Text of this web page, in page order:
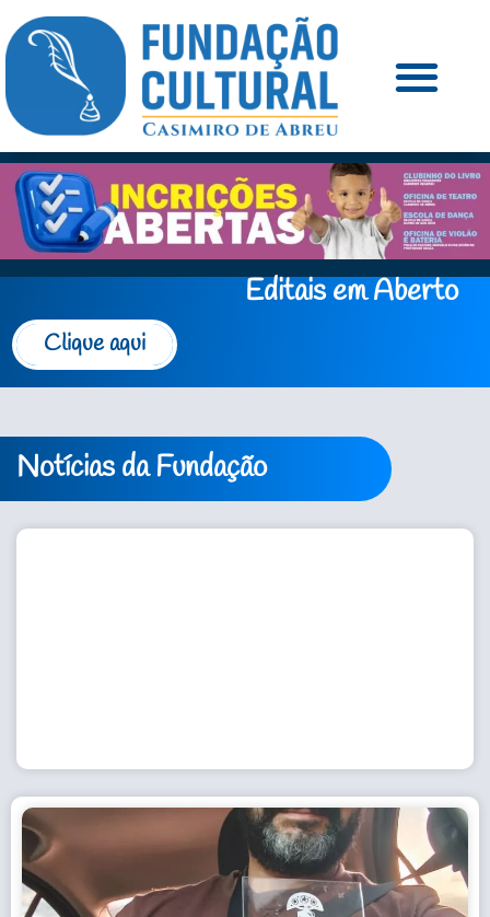
Editais em Aberto
Clique aqui
Notícias da Fundação